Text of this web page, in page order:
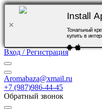
Install
Тональный
купить в
Вход / Регистрация
Aromabaza@xmail.ru
+7 (987)986-44-45
Обратный звонок